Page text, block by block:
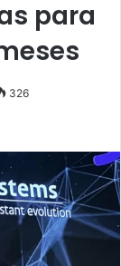
para
326